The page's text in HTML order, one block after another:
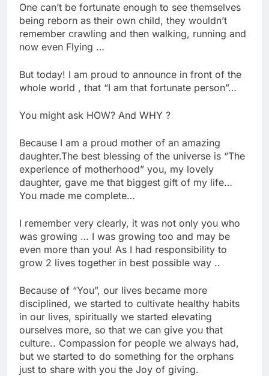
One can’t be fortunate enough to see themselves
being reborn as their own child, they wouldn’t
remember crawling and then walking, running and
now even Flying …
But today! I am proud to announce in front of the
whole world , that “I am that fortunate person”…
You might ask HOW? And WHY ?
Because I am a proud mother of an amazing
daughter.The best blessing of the universe is “The
experience of motherhood” you, my lovely
daughter, gave me that biggest gift of my life…
You made me complete…
I remember very clearly, it was not only you who
was growing … I was growing too and may be
even more than you! As I had responsibility to
grow 2 lives together in best possible way ..
Because of “You”, our lives became more
disciplined, we started to cultivate healthy habits
in our lives, spiritually we started elevating
ourselves more, so that we can give you that
culture.. Compassion for people we always had,
but we started to do something for the orphans
just to share with you the Joy of giving.